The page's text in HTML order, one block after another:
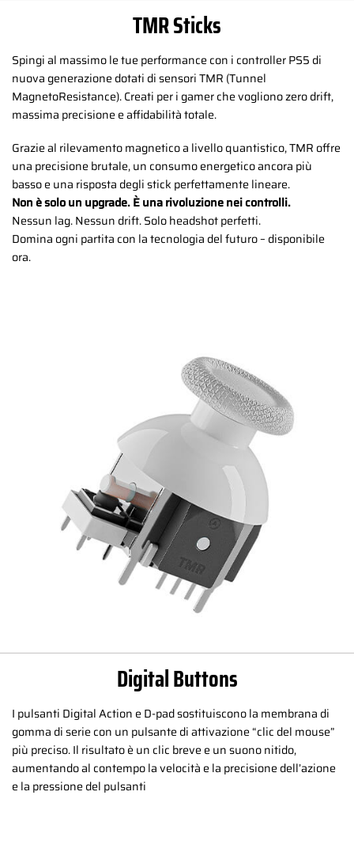
TMR Sticks
Spingi al massimo le tue performance con i controller PS5 di
nuova generazione dotati di sensori TMR (Tunnel
MagnetoResistance). Creati per i gamer che vogliono zero drift,
massima precisione e affidabilità totale.
Grazie al rilevamento magnetico a livello quantistico, TMR offre
una precisione brutale, un consumo energetico ancora più
basso e una risposta degli stick perfettamente lineare.
Non è solo un upgrade. È una rivoluzione nei controlli.
Nessun lag. Nessun drift. Solo headshot perfetti.
Domina ogni partita con la tecnologia del futuro – disponibile
ora.
Digital Buttons
I pulsanti Digital Action e D-pad sostituiscono la membrana di
gomma di serie con un pulsante di attivazione “clic del mouse”
più preciso. Il risultato è un clic breve e un suono nitido,
aumentando al contempo la velocità e la precisione dell’azione
e la pressione del pulsanti